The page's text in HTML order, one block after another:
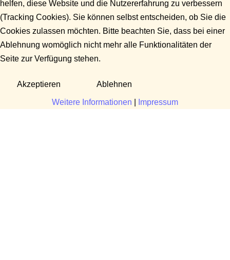
helfen, diese Website und die Nutzererfahrung zu verbessern
(Tracking Cookies). Sie können selbst entscheiden, ob Sie die
Cookies zulassen möchten. Bitte beachten Sie, dass bei einer
Ablehnung womöglich nicht mehr alle Funktionalitäten der
Seite zur Verfügung stehen.
Akzeptieren Ablehnen
Weitere Informationen Impressum